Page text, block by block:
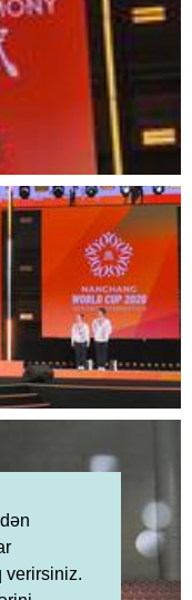
verirsiniz.